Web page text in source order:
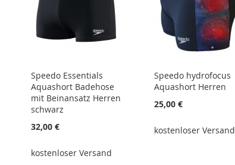
Speedo Essentials
Aquashort Badehose
mit Beinansatz Herren
schwarz
32,00 €
kostenloser Versand
Speedo hydrofocus
Aquashort Herren
25,00 €
kostenloser Versand